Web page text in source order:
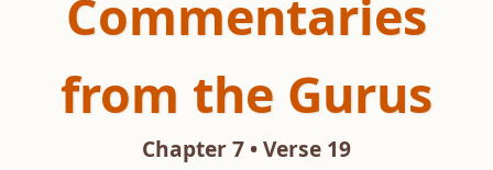
Commentaries
from the Gurus
Chapter 7 • Verse 19